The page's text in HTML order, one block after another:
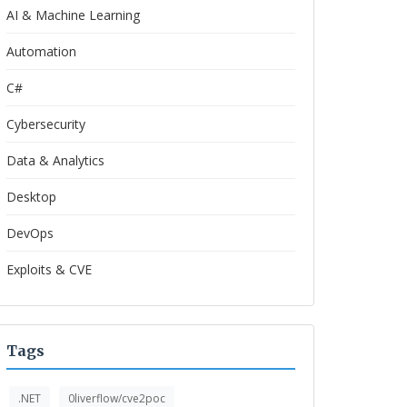
AI & Machine Learning
Automation
C#
Cybersecurity
Data & Analytics
Desktop
DevOps
Exploits & CVE
Tags
.NET 0liverflow/cve2poc